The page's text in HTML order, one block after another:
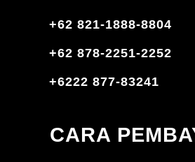
+62 821-1888-8804
+62 878-2251-2252
+6222 877-83241
CARA